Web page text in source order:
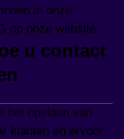
in onze
op onze website.
u contact
het opslaan van
klanten en ervoor